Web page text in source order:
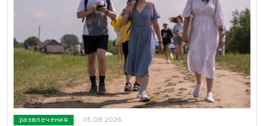
развлечения 05.08.2026